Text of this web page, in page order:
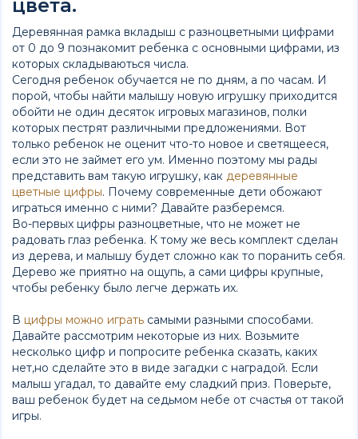
цвета.
Деревянная рамка вкладыш с разноцветными цифрами
от 0 до 9 познакомит ребенка с основными цифрами, из
которых складываються числа.
Сегодня ребенок обучается не по дням, а по часам. И
порой, чтобы найти малышу новую игрушку приходится
обойти не один десяток игровых магазинов, полки
которых пестрят различными предложениями. Вот
только ребенок не оценит что-то новое и светящееся,
если это не займет его ум. Именно поэтому мы рады
представить вам такую игрушку, как деревянные
цветные цифры. Почему современные дети обожают
играться именно с ними? Давайте разберемся.
Во-первых цифры разноцветные, что не может не
радовать глаз ребенка. К тому же весь комплект сделан
из дерева, и малышу будет сложно как то поранить себя.
Дерево же приятно на ощупь, а сами цифры крупные,
чтобы ребенку было легче держать их.
В цифры можно играть самыми разными способами.
Давайте рассмотрим некоторые из них. Возьмите
несколько цифр и попросите ребенка сказать, каких
нет,но сделайте это в виде загадки с наградой. Если
малыш угадал, то давайте ему сладкий приз. Поверьте,
ваш ребенок будет на седьмом небе от счастья от такой
игры.